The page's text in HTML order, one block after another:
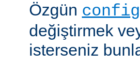
Özgün
değiştirmek
isterseniz